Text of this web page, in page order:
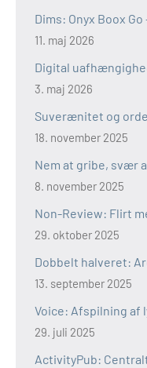
Dims: Onyx Boox
11. maj 2026
Digital
3. maj 2026
Suverænitet og
18. november 2025
Nem at gribe, svær
8. november 2025
Non-Review: Flirt
29. oktober 2025
Dobbelt halveret:
13. september 2025
Voice: Afspilning af
29. juli 2025
ActivityPub: